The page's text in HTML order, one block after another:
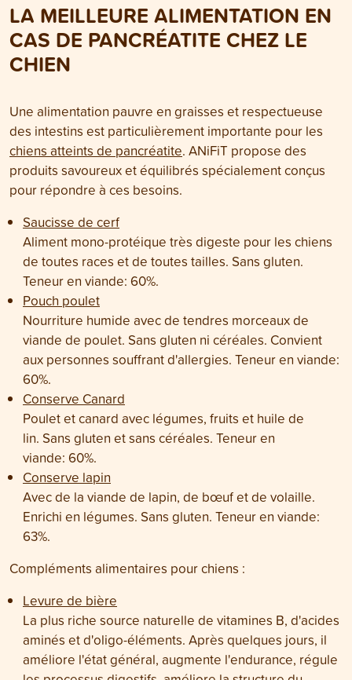
LA MEILLEURE ALIMENTATION EN
CAS DE PANCRÉATITE CHEZ LE
CHIEN
Une alimentation pauvre en graisses et respectueuse
des intestins est particulièrement importante pour les
chiens atteints de pancréatite. ANiFiT propose des
produits savoureux et équilibrés spécialement conçus
pour répondre à ces besoins.
Saucisse de cerf
Aliment mono-protéique très digeste pour les chiens
de toutes races et de toutes tailles. Sans gluten.
Teneur en viande: 60%.
Pouch poulet
Nourriture humide avec de tendres morceaux de
viande de poulet. Sans gluten ni céréales. Convient
aux personnes souffrant d'allergies. Teneur en viande:
60%.
Conserve Canard
Poulet et canard avec légumes, fruits et huile de
lin. Sans gluten et sans céréales. Teneur en
viande: 60%.
Conserve lapin
Avec de la viande de lapin, de bœuf et de volaille.
Enrichi en légumes. Sans gluten. Teneur en viande:
63%.
Compléments alimentaires pour chiens :
Levure de bière
La plus riche source naturelle de vitamines B, d'acides
aminés et d'oligo-éléments. Après quelques jours, il
améliore l'état général, augmente l'endurance, régule